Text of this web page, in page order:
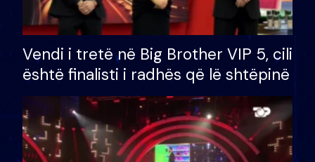
Vendi i tretë në Big Brother VIP 5, cili
është finalisti i radhës që lë shtëpinë